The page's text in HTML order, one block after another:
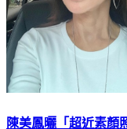
陳美鳳曬「超近素